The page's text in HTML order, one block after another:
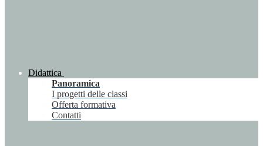
Didattica
Panoramica
I progetti delle classi
Offerta formativa
Contatti